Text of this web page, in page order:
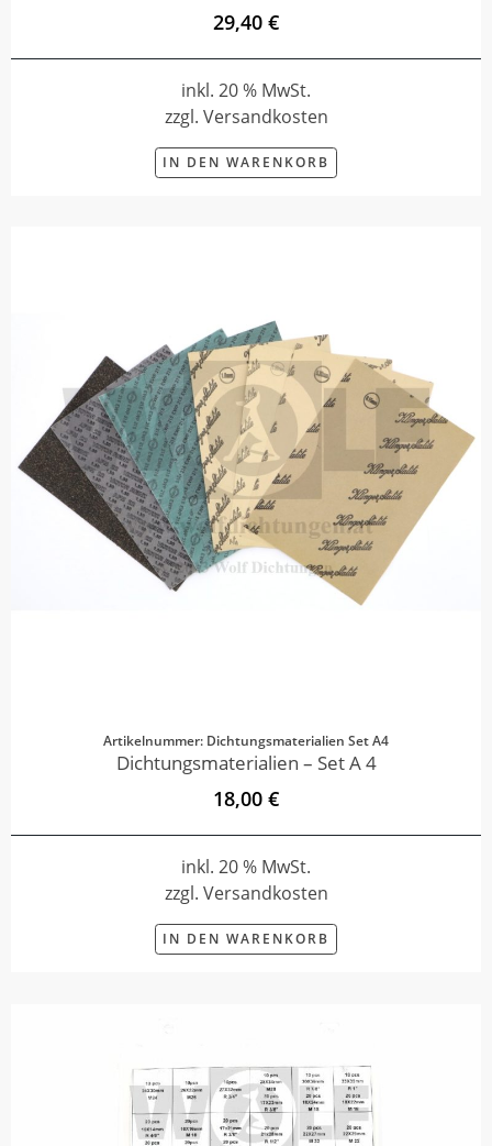
29,40 €
inkl. 20 % MwSt.
zzgl. Versandkosten
IN DEN WARENKORB
Artikelnummer: Dichtungsmaterialien Set A4
Dichtungsmaterialien – Set A 4
18,00 €
inkl. 20 % MwSt.
zzgl. Versandkosten
IN DEN WARENKORB